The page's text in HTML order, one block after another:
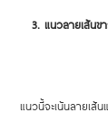
3. แนวลายเส้นข
แนวนี้จะเน้นลายเส้น